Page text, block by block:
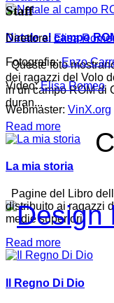
Natale al campo
Queste foto
dei ragazzi del Volo
in un campo ROM di
duran...
Read more
La mia storia
Pagine del Libro
distribuito ai ragazzi
medie superiori.
Read more
Il Regno Di Dio
Staff
Direttore: Elisa
Fotografia:Enzo
Video:Elisa Romeo
Webmaster: VinX.org